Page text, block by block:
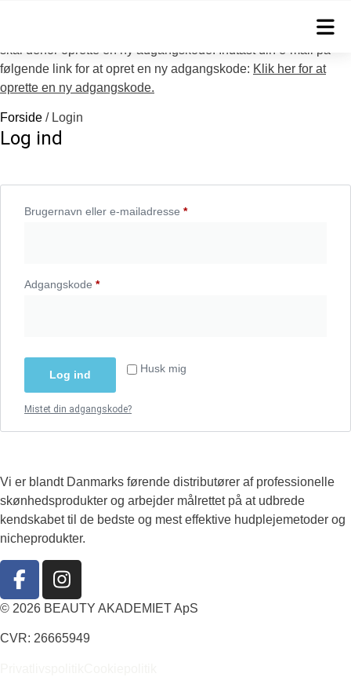
Vær opmærksom på at vi har fået ny webshop og at du derfor
skal derfor oprette en ny adgangskode. Indtast din e-mail på
følgende link for at opret en ny adgangskode: Klik her for at
oprette en ny adgangskode.
Forside / Login
Log ind
Brugernavn eller e-mailadresse *
Adgangskode *
Husk mig
Log ind
Mistet din adgangskode?
Vi er blandt Danmarks førende distributører af professionelle
skønhedsprodukter og arbejder målrettet på at udbrede
kendskabet til de bedste og mest effektive hudplejemetoder og
nicheprodukter.
© 2026 BEAUTY AKADEMIET ApS
CVR: 26665949